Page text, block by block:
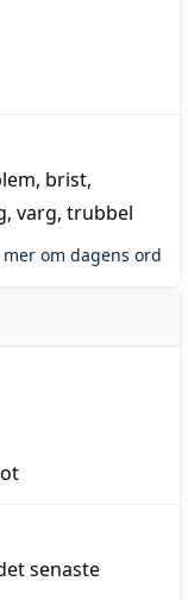
, brist,
, varg, trubbel
mer om dagens ord
senaste